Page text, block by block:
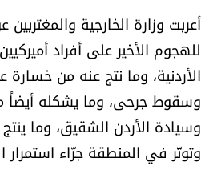
كتّابنا
تحت المجهر
آراء
اقتصاد
أعربت وزارة الخارجية
للهجوم الأخير على أفراد
الأردنية، وما نتج عنه من خسارة
وسقوط جرحى، وما يشكله أيضاً
وسيادة الأردن الشقيق، وما
وتوتّر في المنطقة جرّاء استمرار